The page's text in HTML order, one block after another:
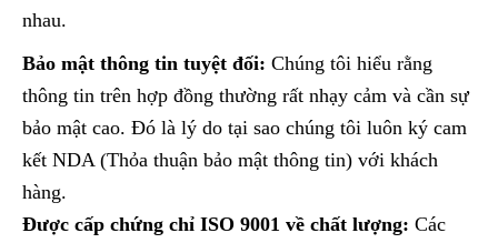
nhau.
Bảo mật thông tin tuyệt đối: Chúng tôi hiểu rằng
thông tin trên hợp đồng thường rất nhạy cảm và cần sự
bảo mật cao. Đó là lý do tại sao chúng tôi luôn ký cam
kết NDA (Thỏa thuận bảo mật thông tin) với khách
hàng.
Được cấp chứng chỉ ISO 9001 về chất lượng: Các